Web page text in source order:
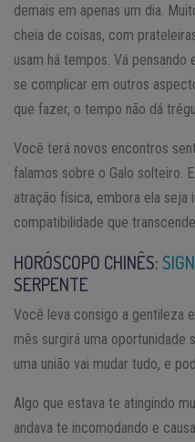
demais em apenas um dia.
cheia de coisas, com
usam há tempos. Vá pensando
se complicar em outros
que fazer, o tempo não dá
Você terá novos encontros
falamos sobre o Galo solteiro.
atração física, embora ela
compatibilidade que
HORÓSCOPO CHINÊS:
SERPENTE
Você leva consigo a gentileza
mês surgirá uma oportunidade
uma união vai mudar tudo, e
Algo que estava te atingindo
andava te incomodando e